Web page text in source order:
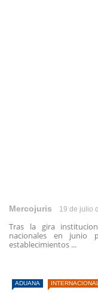
Mercojuris 19 de julio
Tras la gira
nacionales en junio
establecimientos ...
ADUANA